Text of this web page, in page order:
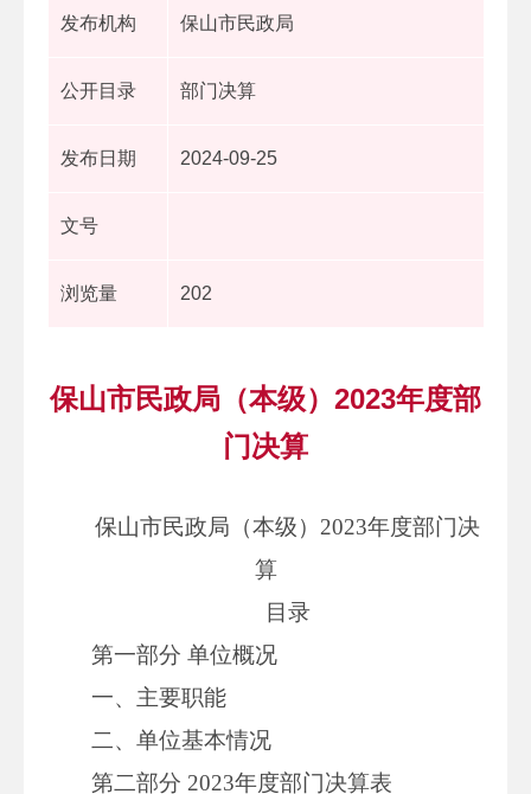
发布机构 保山市民政局
公开目录 部门决算
发布日期 2024-09-25
文号
浏览量 202
保山市民政局（本级）2023年度部
门决算
保山市民政局（本级）2023年度部门决
算
目录
第一部分 单位概况
一、主要职能
二、单位基本情况
第二部分 2023年度部门决算表